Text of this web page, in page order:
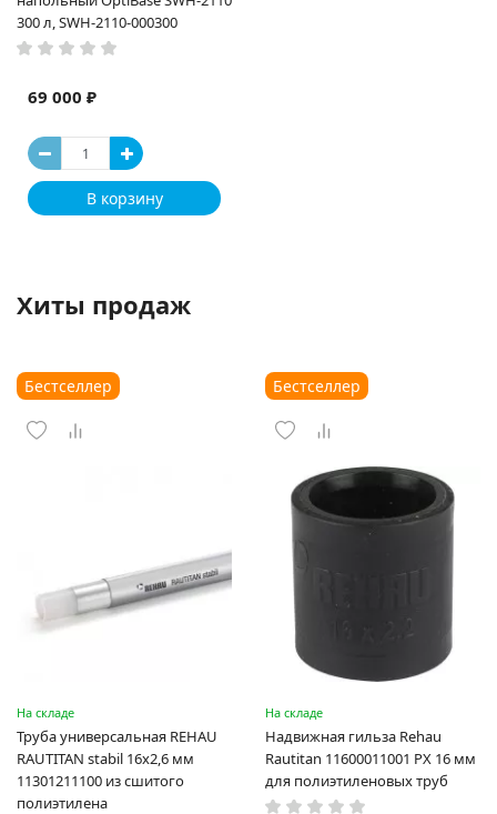
300 л, SWH-2110-000300
69 000 ₽
В корзину
Хиты продаж
Бестселлер
На складе
Труба универсальная REHAU
RAUTITAN stabil 16х2,6 мм
11301211100 из сшитого
полиэтилена
Бестселлер
На складе
Надвижная гильза Rehau
Rautitan 11600011001 PX 16 мм
для полиэтиленовых труб